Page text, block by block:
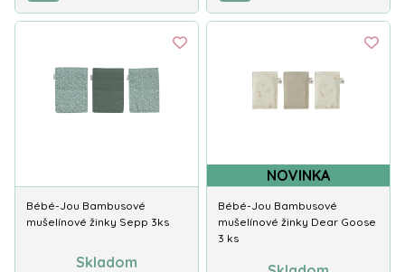
Bébé-Jou Bambusové
mušelínové žinky Sepp 3ks
Skladom
NOVINKA
Bébé-Jou Bambusové
mušelínové žinky Dear Goose
3 ks